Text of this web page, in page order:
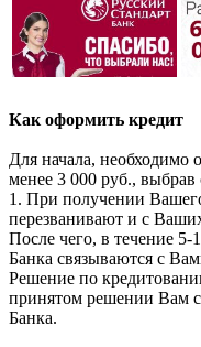
Как оформить кредит
Для начала, необходимо
менее 3 000 руб., выбрав
1. При получении
перезванивают и с
После чего, в течение
Банка связываются с
Решение по
принятом решении Вам
Банка.